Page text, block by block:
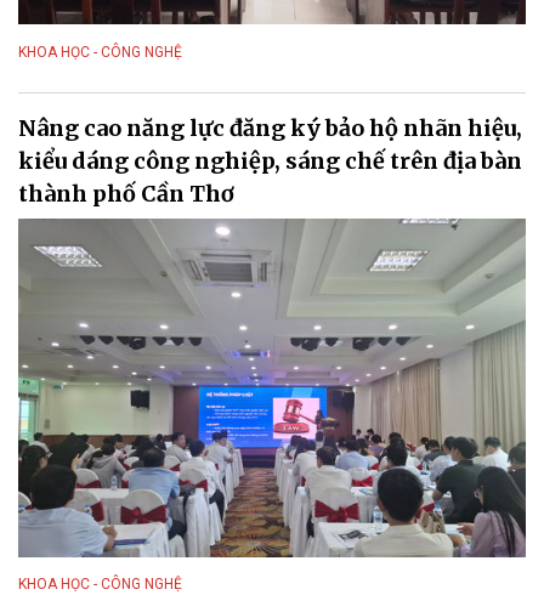
KHOA HỌC - CÔNG NGHỆ
Nâng cao năng lực đăng ký bảo hộ nhãn hiệu,
kiểu dáng công nghiệp, sáng chế trên địa bàn
thành phố Cần Thơ
KHOA HỌC - CÔNG NGHỆ